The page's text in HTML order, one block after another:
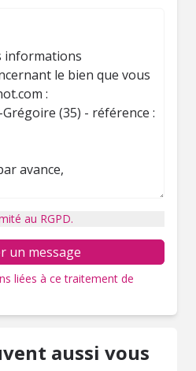
au RGPD.
un message
liées à ce traitement de
aussi vous